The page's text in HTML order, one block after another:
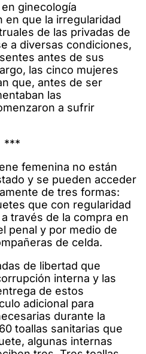
ginecología
en que la irregularidad
de las privadas de
a diversas condiciones,
antes de sus
las cinco mujeres
que, antes de ser
las
a sufrir
***
femenina no están
y se pueden acceder
de tres formas:
que con regularidad
través de la compra en
penal y por medio de
de celda.
de libertad que
interna y las
de estos
adicional para
durante la
toallas sanitarias que
algunas internas